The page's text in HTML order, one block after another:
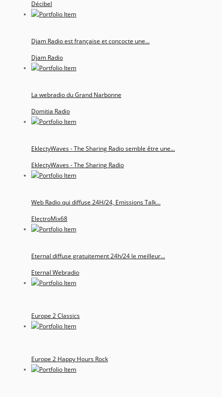
Décibel
Djam Radio est française et concocte une...
Djam Radio
La webradio du Grand Narbonne
Domitia Radio
EklectyWaves - The Sharing Radio semble être une...
EklectyWaves - The Sharing Radio
Web Radio qui diffuse 24H/24, Emissions Talk...
ElectroMix68
Eternal diffuse gratuitement 24h/24 le meilleur...
Eternal Webradio
Europe 2 Classics
Europe 2 Happy Hours Rock